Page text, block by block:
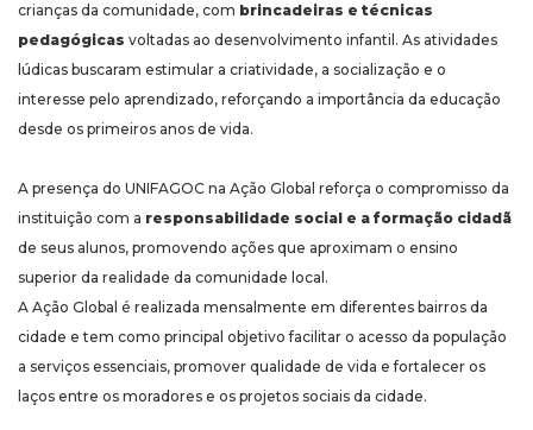
crianças da comunidade, com brincadeiras e técnicas
pedagógicas voltadas ao desenvolvimento infantil. As atividades
lúdicas buscaram estimular a criatividade, a socialização e o
interesse pelo aprendizado, reforçando a importância da educação
desde os primeiros anos de vida.
A presença do UNIFAGOC na Ação Global reforça o compromisso da
instituição com a responsabilidade social e a formação cidadã
de seus alunos, promovendo ações que aproximam o ensino
superior da realidade da comunidade local.
A Ação Global é realizada mensalmente em diferentes bairros da
cidade e tem como principal objetivo facilitar o acesso da população
a serviços essenciais, promover qualidade de vida e fortalecer os
laços entre os moradores e os projetos sociais da cidade.